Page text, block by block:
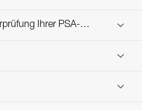
Notice Ihrer PSA-
ePPEcentre
procedure-DE